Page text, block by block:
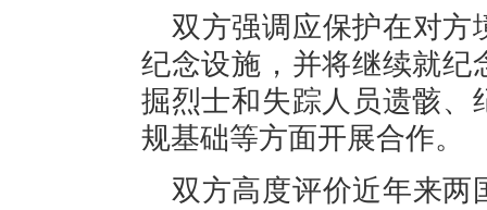
双方强调应保护在对方
纪念设施，并将继续就纪
掘烈士和失踪人员遗骸、
规基础等方面开展合作。
双方高度评价近年来两